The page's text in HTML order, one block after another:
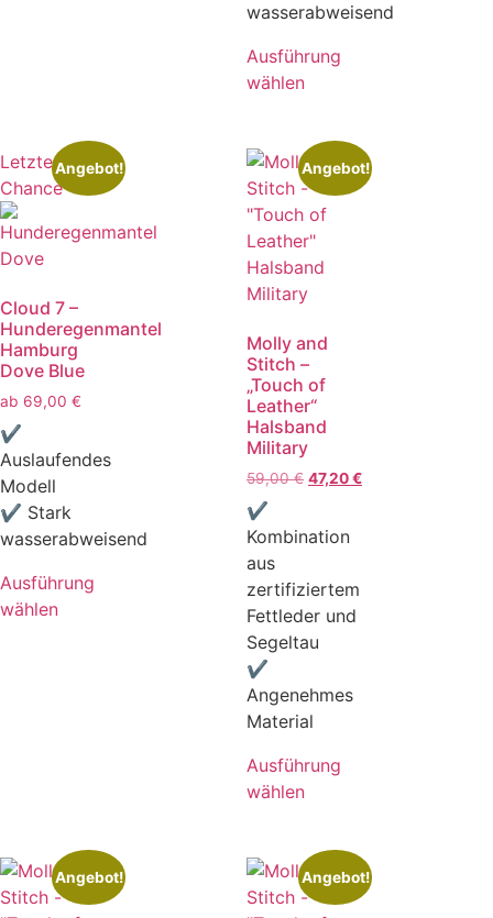
wasserabweisend
Ausführung
wählen
Letzte
Chance
Angebot!
Cloud 7 –
Hunderegenmantel
Hamburg
Dove Blue
ab 69,00 €
✔
Auslaufendes
Modell
✔ Stark
wasserabweisend
Ausführung
wählen
Angebot!
Molly and
Stitch –
„Touch of
Leather“
Halsband
Military
59,00€ 47,20€
✔
Kombination
aus
zertifiziertem
Fettleder und
Segeltau
✔
Angenehmes
Material
Ausführung
wählen
Angebot! Angebot!